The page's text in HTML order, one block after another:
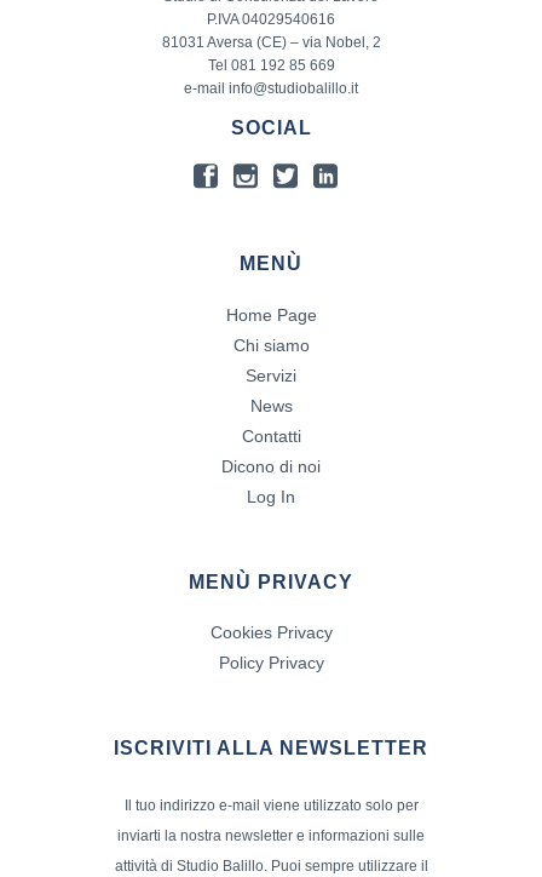
P.IVA 04029540616
81031 Aversa (CE) – via Nobel, 2
Tel 081 192 85 669
e-mail info@studiobalillo.it
SOCIAL
MENÙ
Home Page
Chi siamo
Servizi
News
Contatti
Dicono di noi
Log In
MENÙ PRIVACY
Cookies Privacy
Policy Privacy
ISCRIVITI ALLA NEWSLETTER
Il tuo indirizzo e-mail viene utilizzato solo per
inviarti la nostra newsletter e informazioni sulle
attività di Studio Balillo. Puoi sempre utilizzare il